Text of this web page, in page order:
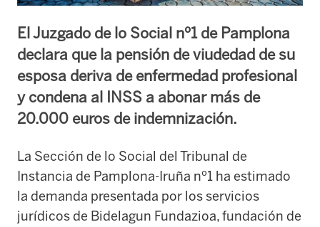
El Juzgado de lo Social nº1 de Pamplona
declara que la pensión de viudedad de su
esposa deriva de enfermedad profesional
y condena al INSS a abonar más de
20.000 euros de indemnización.
La Sección de lo Social del Tribunal de
Instancia de Pamplona-Iruña nº1 ha estimado
la demanda presentada por los servicios
jurídicos de Bidelagun Fundazioa, fundación de